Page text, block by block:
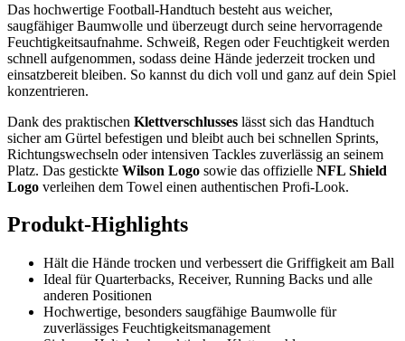
Das hochwertige Football-Handtuch besteht aus weicher,
saugfähiger Baumwolle und überzeugt durch seine hervorragende
Feuchtigkeitsaufnahme. Schweiß, Regen oder Feuchtigkeit werden
schnell aufgenommen, sodass deine Hände jederzeit trocken und
einsatzbereit bleiben. So kannst du dich voll und ganz auf dein Spiel
konzentrieren.
Dank des praktischen Klettverschlusses lässt sich das Handtuch
sicher am Gürtel befestigen und bleibt auch bei schnellen Sprints,
Richtungswechseln oder intensiven Tackles zuverlässig an seinem
Platz. Das gestickte Wilson Logo sowie das offizielle NFL Shield
Logo verleihen dem Towel einen authentischen Profi-Look.
Produkt-Highlights
Hält die Hände trocken und verbessert die Griffigkeit am Ball
Ideal für Quarterbacks, Receiver, Running Backs und alle
anderen Positionen
Hochwertige, besonders saugfähige Baumwolle für
zuverlässiges Feuchtigkeitsmanagement